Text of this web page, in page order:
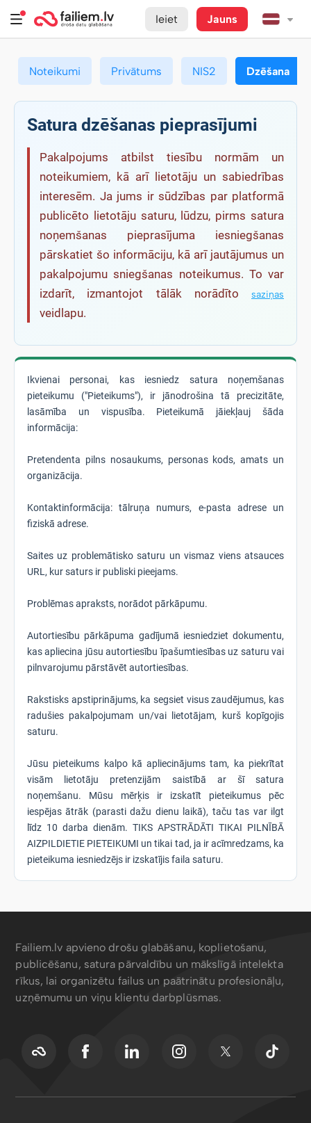
Ieiet Jauns
Noteikumi Privātums NIS2 Dzēšana
Satura dzēšanas pieprasījumi
Pakalpojums atbilst tiesību normām un
noteikumiem, kā arī lietotāju un sabiedrības
interesēm. Ja jums ir sūdzības par platformā
publicēto lietotāju saturu, lūdzu, pirms satura
noņemšanas pieprasījuma iesniegšanas
pārskatiet šo informāciju, kā arī jautājumus un
pakalpojumu sniegšanas noteikumus. To var
izdarīt, izmantojot tālāk norādīto saziņas
veidlapu.
Ikvienai personai, kas iesniedz satura noņemšanas
pieteikumu ("Pieteikums"), ir jānodrošina tā precizitāte,
lasāmība un vispusība. Pieteikumā jāiekļauj šāda
informācija:
Pretendenta pilns nosaukums, personas kods, amats un
organizācija.
Kontaktinformācija: tālruņa numurs, e-pasta adrese un
fiziskā adrese.
Saites uz problemātisko saturu un vismaz viens atsauces
URL, kur saturs ir publiski pieejams.
Problēmas apraksts, norādot pārkāpumu.
Autortiesību pārkāpuma gadījumā iesniedziet dokumentu,
kas apliecina jūsu autortiesību īpašumtiesības uz saturu vai
pilnvarojumu pārstāvēt autortiesības.
Rakstisks apstiprinājums, ka segsiet visus zaudējumus, kas
radušies pakalpojumam un/vai lietotājam, kurš kopīgojis
saturu.
Jūsu pieteikums kalpo kā apliecinājums tam, ka piekrītat
visām lietotāju pretenzijām saistībā ar šī satura
noņemšanu. Mūsu mērķis ir izskatīt pieteikumus pēc
iespējas ātrāk (parasti dažu dienu laikā), taču tas var ilgt
līdz 10 darba dienām. TIKS APSTRĀDĀTI TIKAI PILNĪBĀ
AIZPILDIETIE PIETEIKUMI un tikai tad, ja ir acīmredzams, ka
pieteikuma iesniedzējs ir izskatījis faila saturu.
Failiem.lv apvieno drošu glabāšanu, koplietošanu,
publicēšanu, satura pārvaldību un mākslīgā intelekta
rīkus, lai organizētu failus un paātrinātu profesionāļu,
uzņēmumu un viņu klientu darbplūsmas.